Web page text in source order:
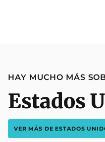
HAY MUCHO MÁS
Estados
VER MÁS DE ESTADOS